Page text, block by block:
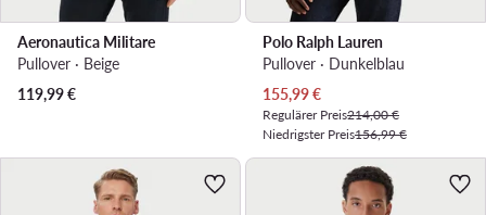
Aeronautica Militare
Pullover · Beige
119,99€
Polo Ralph Lauren
Pullover · Dunkelblau
Aktueller Preis
155,99€
Regulärer Preis214,00 €
Niedrigster Preis156,99 €